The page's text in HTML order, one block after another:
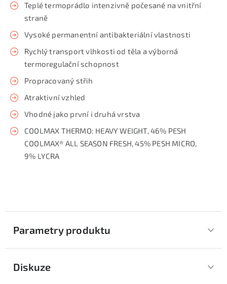
Teplé termoprádlo intenzivně počesané na vnitřní
straně
Vysoké permanentní antibakteriální vlastnosti
Rychlý transport vlhkosti od těla a výborná
termoregulační schopnost
Propracovaný střih
Atraktivní vzhled
Vhodné jako první i druhá vrstva
COOLMAX THERMO: HEAVY WEIGHT, 46% PESH
COOLMAX® ALL SEASON FRESH, 45% PESH MICRO,
9% LYCRA
Parametry produktu
Diskuze